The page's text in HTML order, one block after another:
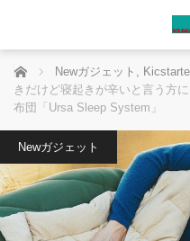
ホーム Newガジェット ,
きだけど寝起きが辛いと言う方
布団「Ursa Sleep System」
Newガジェット